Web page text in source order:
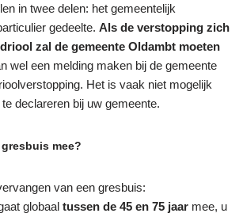
in twee delen: het gemeentelijk
gedeelte. Als de verstopping zich
zal de gemeente Oldambt moeten
wel een melding maken bij de gemeente
Het is vaak niet mogelijk
declareren bij uw gemeente.
mee?
van een gresbuis:
globaal tussen de 45 en 75 jaar mee, u